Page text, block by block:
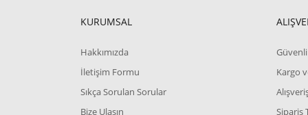
KURUMSAL
Hakkımızda
İletişim Formu
Sıkça Sorulan Sorular
Bize Ulaşın
Güvenli
Kargo
Sipariş